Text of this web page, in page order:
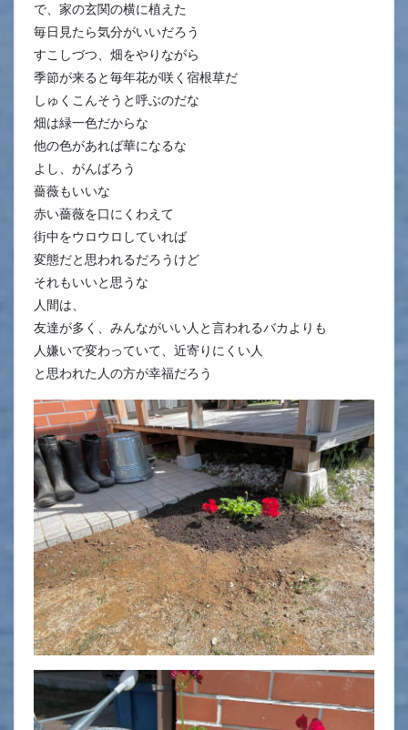
で、家の玄関の横に植えた
毎日見たら気分がいいだろう
すこしづつ、畑をやりながら
季節が来ると毎年花が咲く宿根草だ
しゅくこんそうと呼ぶのだな
畑は緑一色だからな
他の色があれば華になるな
よし、がんばろう
薔薇もいいな
赤い薔薇を口にくわえて
街中をウロウロしていれば
変態だと思われるだろうけど
それもいいと思うな
人間は、
友達が多く、みんながいい人と言われるバカよりも
人嫌いで変わっていて、近寄りにくい人
と思われた人の方が幸福だろう